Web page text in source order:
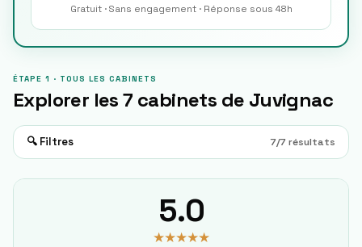
Gratuit · Sans engagement · Réponse sous 48h
ÉTAPE 1 · TOUS LES CABINETS
Explorer les7 cabinets de Juvignac
🔍 Filtres 7/7 résultats
5.0
★★★★★